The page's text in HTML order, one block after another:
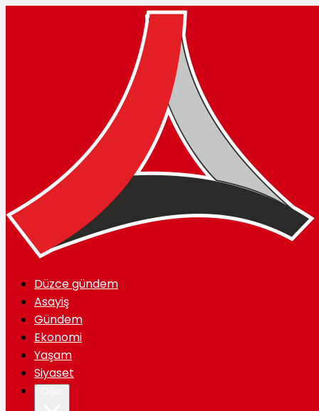
Düzce gündem
Asayiş
Gündem
Ekonomi
Yaşam
Siyaset